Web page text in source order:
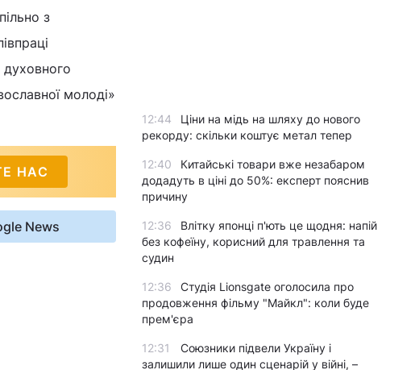
з
духовного
молоді»
НАС
News
12:44
Ціни на мідь на шляху до нового
рекорду: скільки коштує метал тепер
12:40
Китайські товари вже незабаром
додадуть в ціні до 50%: експерт пояснив
причину
12:36
Влітку японці п'ють це щодня: напій
без кофеїну, корисний для травлення та
судин
12:36
Студія Lionsgate оголосила про
продовження фільму "Майкл": коли буде
прем'єра
12:31
Союзники підвели Україну і
залишили лише один сценарій у війні, –